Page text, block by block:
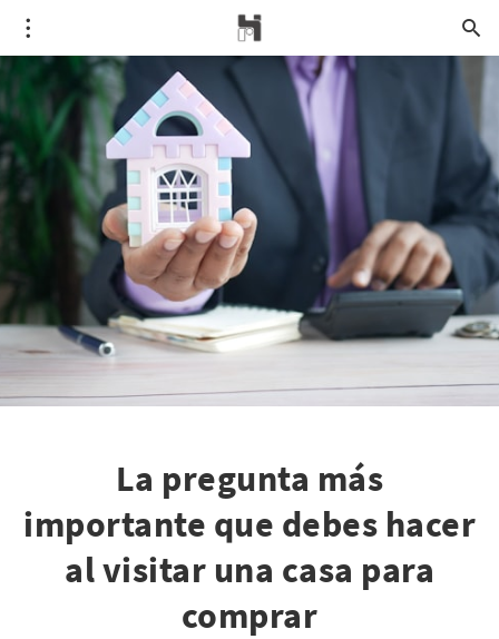
La pregunta más
importante que debes hacer
al visitar una casa para
comprar